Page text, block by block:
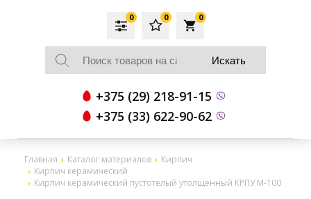
local_grocery_store
0
0
0
+375 (29) 218-91-15
+375 (33) 622-90-62
Главная Каталог материалов
Кирпич
Кирпич керамический
Кирпич керамический пустотелый утолщенный КРПУ М-100